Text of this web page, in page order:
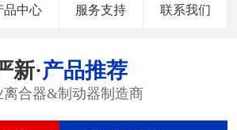
品中心 服务支持 联系我们
新·产品推荐
离合器&制动器制造商